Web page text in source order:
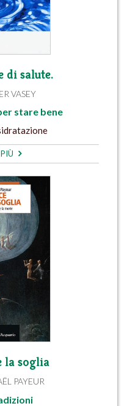
di salute.
VASEY
stare bene
la soglia
PAYEUR